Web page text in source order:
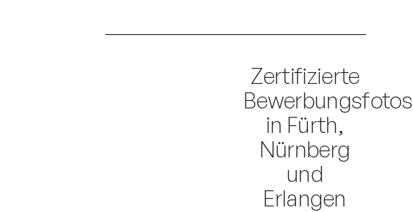
Zertifizierte
Bewerbungsfotos
in Fürth,
Nürnberg
und
Erlangen